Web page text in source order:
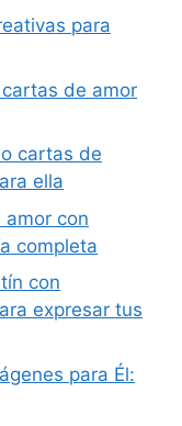
para
de amor
cartas de
ella
con
completa
con
expresar tus
para Él: